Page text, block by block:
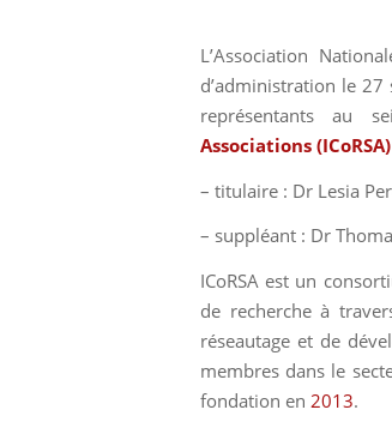
L’Association
d’administration le
représentants au
Associations
– titulaire : Dr Lesia
– suppléant : Dr
ICoRSA est un
de recherche à
réseautage et de
membres dans le
fondation en 2013.